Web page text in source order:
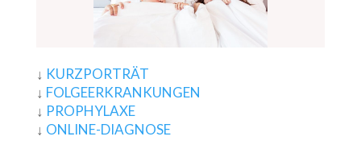
↓ KURZPORTRÄT
↓ FOLGEERKRANKUNGEN
↓ PROPHYLAXE
↓ ONLINE-DIAGNOSE